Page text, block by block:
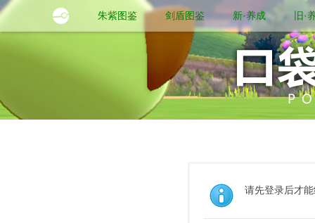
朱紫图鉴 剑盾图鉴 新·养成 旧·
请先登录后才